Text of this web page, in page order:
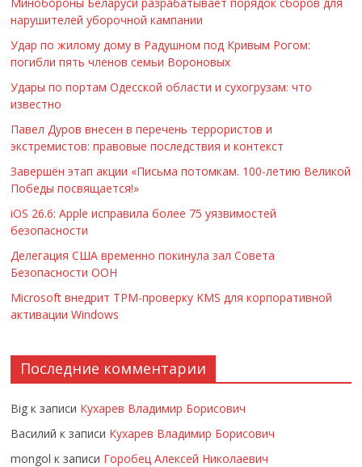
нарушителей уборочной кампании
Удар по жилому дому в Радушном под Кривым Рогом:
погибли пять членов семьи Вороновых
Удары по портам Одесской области и сухогрузам: что
известно
Павел Дуров внесен в перечень террористов и
экстремистов: правовые последствия и контекст
Завершён этап акции «Письма потомкам. 100-летию Великой
Победы посвящается!»
iOS 26.6: Apple исправила более 75 уязвимостей
безопасности
Делегация США временно покинула зал Совета
Безопасности ООН
Microsoft внедрит TPM-проверку KMS для корпоративной
активации Windows
Последние комментарии
Big к записи Кухарев Владимир Борисович
Василий к записи Кухарев Владимир Борисович
mongol к записи Горобец Алексей Николаевич